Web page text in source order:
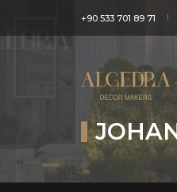
+90 533 701 89 71